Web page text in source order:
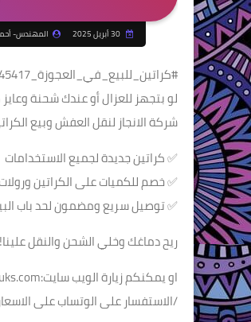
30 أبريل 2025 المهندس-
#كراتين_للبيع_في_العجوزة_01009345417
لو بتجهز للعزال أو عندك شحنة
شركة الانجاز لنقل العفش وبيع
✅ كراتين جديدة لجميع الاستخدامات
✅ خصم للكميات على الكراتين
✅ توصيل سريع ومضمون لحد باب
ريح دماغك وخلي الشحن والنقل علينا!
او يمكنكم زيارة الويب سايت:https://www.alainjazbuks.com
/الاستفسار على الوتساب على